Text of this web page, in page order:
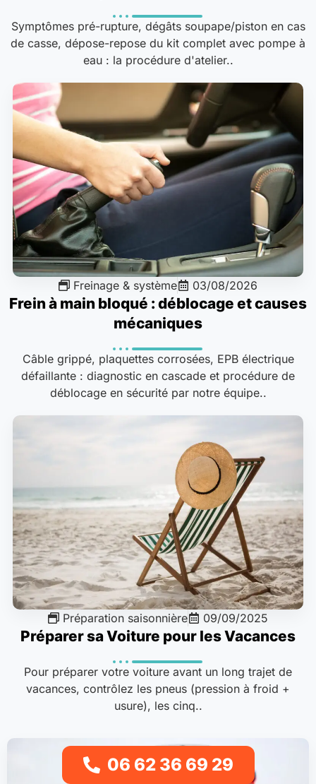
Symptômes pré-rupture, dégâts soupape/piston en cas
de casse, dépose-repose du kit complet avec pompe à
eau : la procédure d'atelier..
Freinage & système 03/08/2026
Frein à main bloqué : déblocage et causes
mécaniques
Câble grippé, plaquettes corrosées, EPB électrique
défaillante : diagnostic en cascade et procédure de
déblocage en sécurité par notre équipe..
Préparation saisonnière 09/09/2025
Préparer sa Voiture pour les Vacances
Pour préparer votre voiture avant un long trajet de
vacances, contrôlez les pneus (pression à froid +
usure), les cinq..
06 62 36 69 29